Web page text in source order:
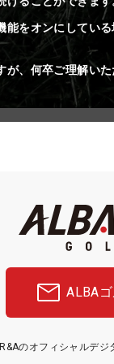
をオンにしてい
、何卒ご理解い
ALBA
のオフィシャルデジ